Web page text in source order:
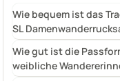
Wie bequem ist das
SL
Wie gut ist die
weibliche